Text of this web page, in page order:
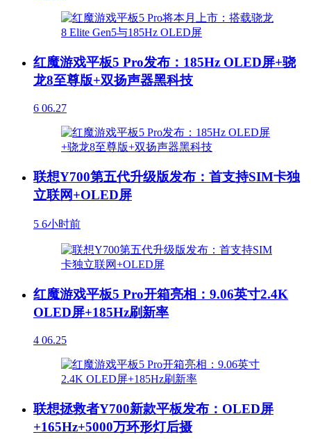
红魔游戏平板5 Pro发布：185Hz OLED屏+骁
龙8至尊版+双扬声器黑科技
6 06.27
联想Y700第五代升级版发布：首支持SIM卡独
立联网+OLED屏
5 6小时前
红魔游戏平板5 Pro开箱亮相：9.06英寸2.4K
OLED屏+185Hz刷新率
4 06.25
联想拯救者Y700新款平板发布：OLED屏
+165Hz+5000万环形灯后摄